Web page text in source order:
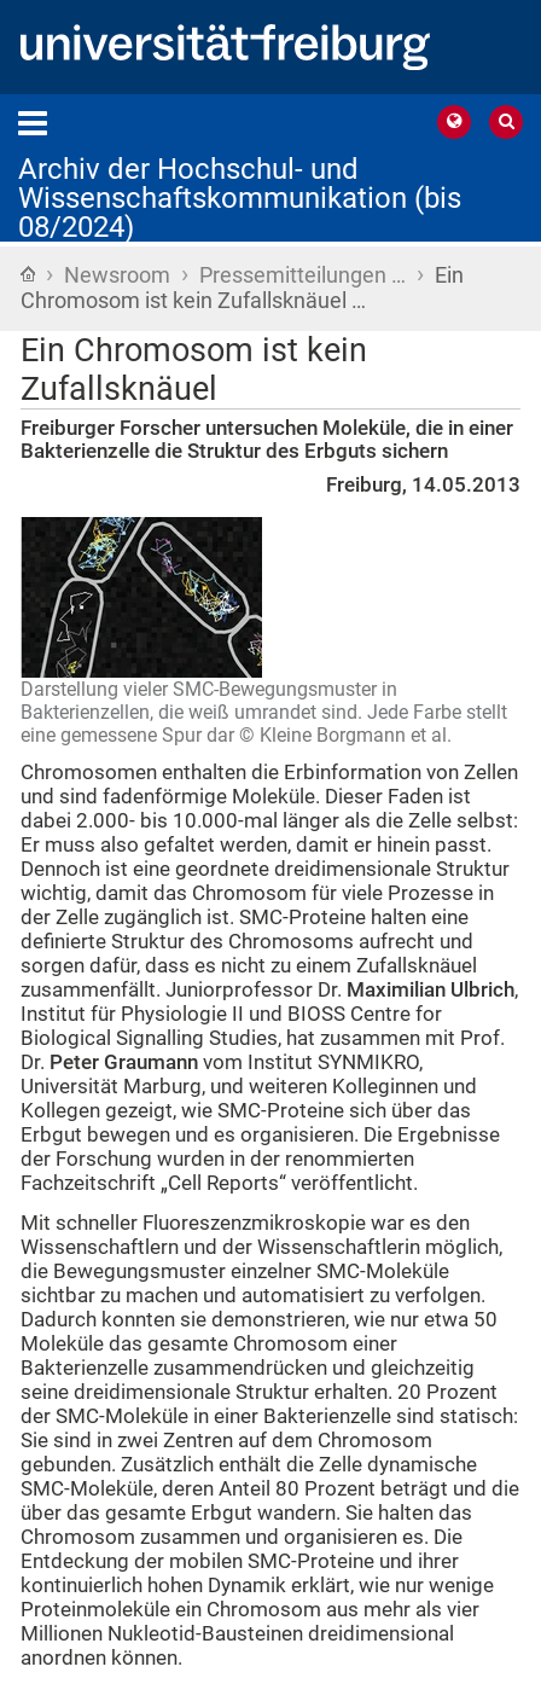
Archiv der Hochschul- und
Wissenschaftskommunikation (bis
08/2024)
Startseite
› Newsroom › Pressemitteilungen … › Ein
Chromosom ist kein Zufallsknäuel …
Ein Chromosom ist kein
Zufallsknäuel
Freiburger Forscher untersuchen Moleküle, die in einer
Bakterienzelle die Struktur des Erbguts sichern
Freiburg, 14.05.2013
Darstellung vieler SMC-Bewegungsmuster in
Bakterienzellen, die weiß umrandet sind. Jede Farbe stellt
eine gemessene Spur dar © Kleine Borgmann et al.
Chromosomen enthalten die Erbinformation von Zellen
und sind fadenförmige Moleküle. Dieser Faden ist
dabei 2.000- bis 10.000-mal länger als die Zelle selbst:
Er muss also gefaltet werden, damit er hinein passt.
Dennoch ist eine geordnete dreidimensionale Struktur
wichtig, damit das Chromosom für viele Prozesse in
der Zelle zugänglich ist. SMC-Proteine halten eine
definierte Struktur des Chromosoms aufrecht und
sorgen dafür, dass es nicht zu einem Zufallsknäuel
zusammenfällt. Juniorprofessor Dr. Maximilian Ulbrich,
Institut für Physiologie II und BIOSS Centre for
Biological Signalling Studies, hat zusammen mit Prof.
Dr. Peter Graumann vom Institut SYNMIKRO,
Universität Marburg, und weiteren Kolleginnen und
Kollegen gezeigt, wie SMC-Proteine sich über das
Erbgut bewegen und es organisieren. Die Ergebnisse
der Forschung wurden in der renommierten
Fachzeitschrift „Cell Reports“ veröffentlicht.
Mit schneller Fluoreszenzmikroskopie war es den
Wissenschaftlern und der Wissenschaftlerin möglich,
die Bewegungsmuster einzelner SMC-Moleküle
sichtbar zu machen und automatisiert zu verfolgen.
Dadurch konnten sie demonstrieren, wie nur etwa 50
Moleküle das gesamte Chromosom einer
Bakterienzelle zusammendrücken und gleichzeitig
seine dreidimensionale Struktur erhalten. 20 Prozent
der SMC-Moleküle in einer Bakterienzelle sind statisch:
Sie sind in zwei Zentren auf dem Chromosom
gebunden. Zusätzlich enthält die Zelle dynamische
SMC-Moleküle, deren Anteil 80 Prozent beträgt und die
über das gesamte Erbgut wandern. Sie halten das
Chromosom zusammen und organisieren es. Die
Entdeckung der mobilen SMC-Proteine und ihrer
kontinuierlich hohen Dynamik erklärt, wie nur wenige
Proteinmoleküle ein Chromosom aus mehr als vier
Millionen Nukleotid-Bausteinen dreidimensional
anordnen können.